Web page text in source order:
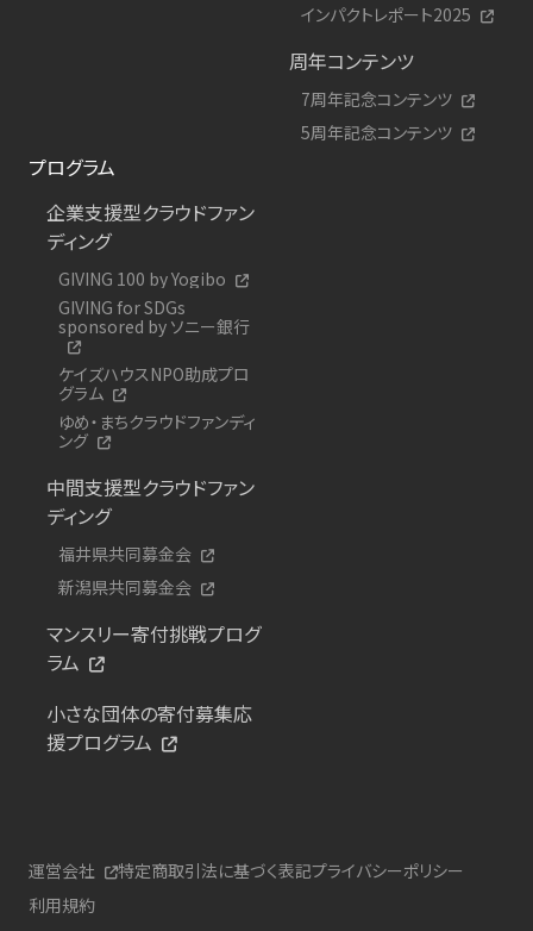
インパクトレポート2025
周年コンテンツ
7周年記念コンテンツ
5周年記念コンテンツ
プログラム
企業支援型クラウドファン
ディング
GIVING 100 by Yogibo
GIVING for SDGs
sponsored by ソニー銀行
ケイズハウスNPO助成プロ
グラム
ゆめ・まちクラウドファンディ
ング
中間支援型クラウドファン
ディング
福井県共同募金会
新潟県共同募金会
マンスリー寄付挑戦プログ
ラム
小さな団体の寄付募集応
援プログラム
運営会社 特定商取引法に基づく表記プライバシーポリシー
利用規約